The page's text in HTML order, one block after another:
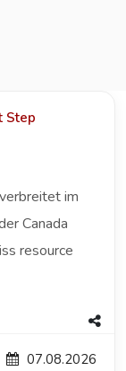
Step
im
Canada
resource
07.08.2026